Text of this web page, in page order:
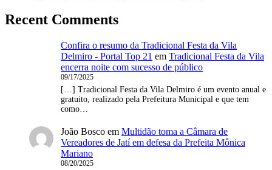
Recent Comments
Confira o resumo da Tradicional Festa da Vila
Delmiro - Portal Top 21 em Tradicional Festa da Vila
encerra noite com sucesso de público
09/17/2025
[…] Tradicional Festa da Vila Delmiro é um evento anual e
gratuito, realizado pela Prefeitura Municipal e que tem
como…
João Bosco em Multidão toma a Câmara de
Vereadores de Jatí em defesa da Prefeita Mônica
Mariano
08/20/2025